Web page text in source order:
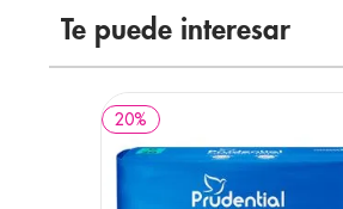
Te puede interesar
20%